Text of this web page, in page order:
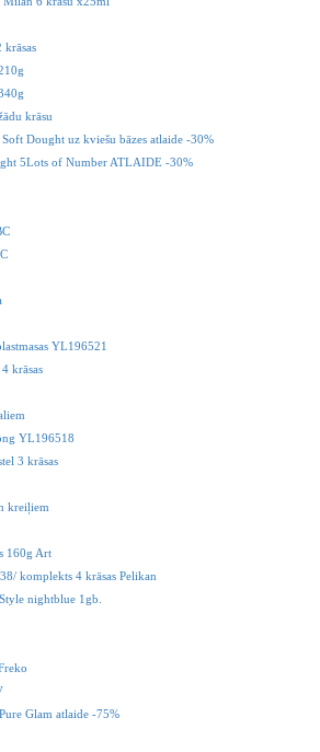
krāsas
krāsu
Dought uz kviešu bāzes atlaide -30%
5Lots of Number ATLAIDE -30%
YL196521
krāsas
YL196518
3 krāsas
kreiļiem
160g Art
komplekts 4 krāsas Pelikan
nightblue 1gb.
Glam atlaide -75%